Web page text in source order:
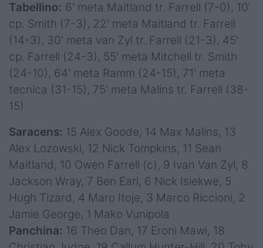
Tabellino: 6' meta Maitland tr. Farrell (7-0), 10'
cp. Smith (7-3), 22' meta Maitland tr. Farrell
(14-3), 30' meta van Zyl tr. Farrell (21-3), 45'
cp. Farrell (24-3), 55' meta Mitchell tr. Smith
(24-10), 64' meta Ramm (24-15), 71' meta
tecnica (31-15), 75' meta Malins tr. Farrell (38-
15)
Saracens: 15 Alex Goode, 14 Max Malins, 13
Alex Lozowski, 12 Nick Tompkins, 11 Sean
Maitland, 10 Owen Farrell (c), 9 Ivan Van Zyl, 8
Jackson Wray, 7 Ben Earl, 6 Nick Isiekwe, 5
Hugh Tizard, 4 Maro Itoje, 3 Marco Riccioni, 2
Jamie George, 1 Mako Vunipola
Panchina: 16 Theo Dan, 17 Eroni Mawi, 18